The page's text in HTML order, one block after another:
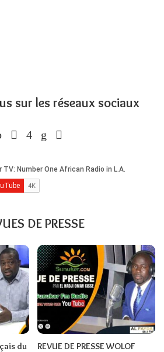
sur les réseaux sociaux
DE PRESSE
du
REVUE DE PRESSE WOLOF